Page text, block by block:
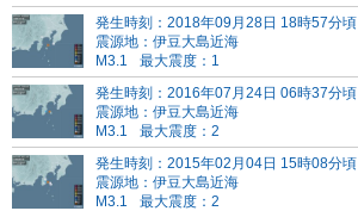
発生時刻：2018年09月28日 18時57分頃
震源地：伊豆大島近海
M3.1
最大震度：1
発生時刻：2016年07月24日 06時37分頃
震源地：伊豆大島近海
M3.1
最大震度：2
発生時刻：2015年02月04日 15時08分頃
震源地：伊豆大島近海
M3.1
最大震度：2